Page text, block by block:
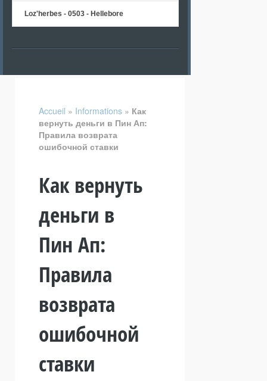
Loz'herbes - 0503 - Hellebore
Accueil » Informations » Как
вернуть деньги в Пин Ап:
Правила возврата
ошибочной ставки
Как вернуть
деньги в
Пин Ап:
Правила
возврата
ошибочной
ставки